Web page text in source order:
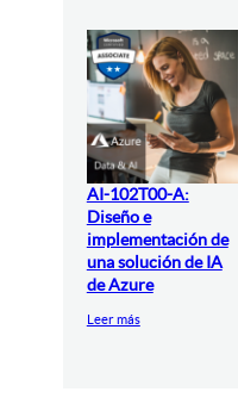
AI-102T00-A:
Diseño e
implementación de
una solución de IA
de Azure
Leer más